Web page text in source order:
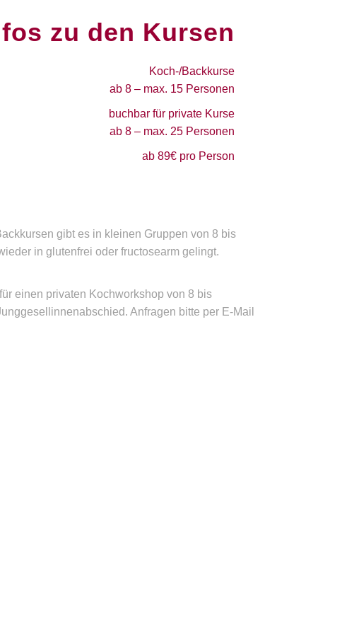
zu den Kursen
Koch-/Backkurse
ab 8 – max. 15 Personen
buchbar für private Kurse
ab 8 – max. 25 Personen
ab 89€ pro Person
gibt es in kleinen Gruppen von 8 bis
in glutenfrei oder fructosearm gelingt.
einen privaten Kochworkshop von 8 bis
Anfragen bitte per E-Mail